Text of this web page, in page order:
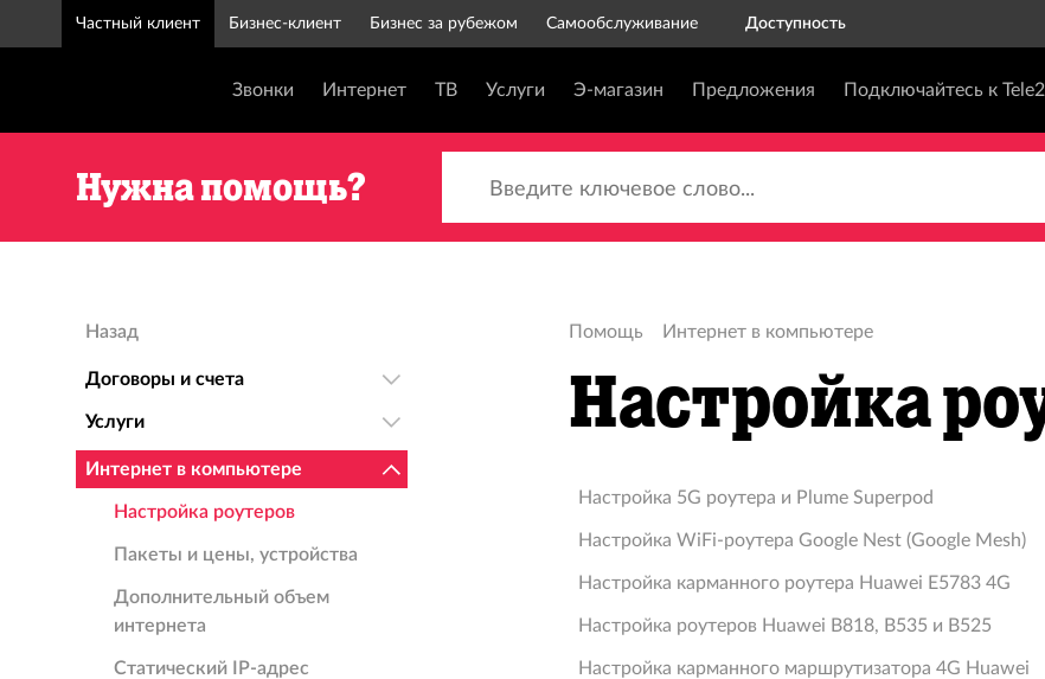
Частный клиент Бизнес-клиент Бизнес за рубежом Самообслуживание Доступность
Звонки Интернет ТВ Услуги Э-магазин Предложения Подключайтесь к Tele2
Нужна помощь?
Назад
Договоры и счета
Услуги
Интернет в компьютере
Настройка роутеров
Пакеты и цены, устройства
Дополнительный объем
интернета
Статический IP-адрес
Помощь Интернет в компьютере
Настройка
Настройка 5G роутера и Plume Superpod
Настройка WiFi-роутера Google Nest (Google Mesh)
Настройка карманного роутера Huawei E5783 4G
Настройка роутеров Huawei В818, В535 и В525
Настройка карманного маршрутизатора 4G Huawei